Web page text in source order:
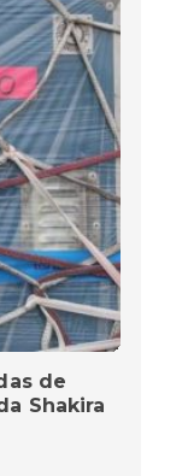
de
Shakira